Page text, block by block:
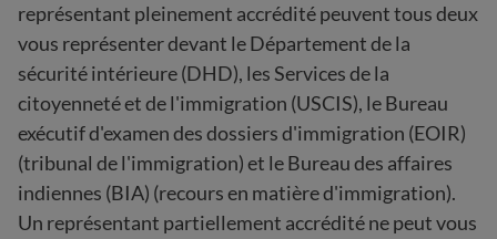
représentant pleinement accrédité peuvent tous deux
vous représenter devant le Département de la
sécurité intérieure (DHD), les Services de la
citoyenneté et de l'immigration (USCIS), le Bureau
exécutif d'examen des dossiers d'immigration (EOIR)
(tribunal de l'immigration) et le Bureau des affaires
indiennes (BIA) (recours en matière d'immigration).
Un représentant partiellement accrédité ne peut vous